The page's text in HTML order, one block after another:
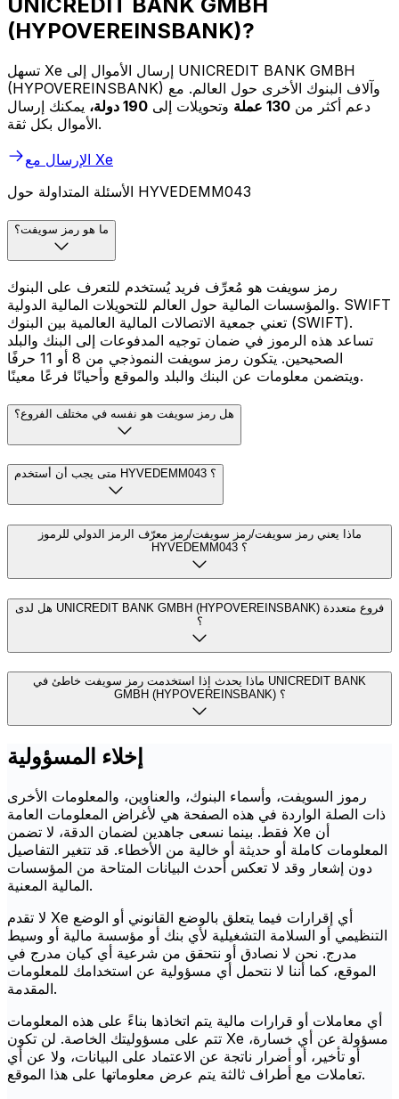
UNICREDIT BANK GMBH
(HYPOVEREINSBANK)?
تسهل Xe إرسال الأموال إلى UNICREDIT BANK GMBH
(HYPOVEREINSBANK) وآلاف البنوك الأخرى حول العالم. مع
دعم أكثر من 130 عملة وتحويلات إلى 190 دولة،
يمكنك إرسال
الأموال بكل ثقة.
الإرسال مع Xe
الأسئلة المتداولة حول HYVEDEMM043
ما هو رمز سويفت؟
رمز سويفت هو مُعرِّف فريد يُستخدم للتعرف على البنوك
والمؤسسات المالية حول العالم للتحويلات المالية الدولية. SWIFT
تعني جمعية الاتصالات المالية العالمية بين البنوك (SWIFT).
تساعد هذه الرموز في ضمان توجيه المدفوعات إلى البنك والبلد
الصحيحين. يتكون رمز سويفت النموذجي من 8 أو 11 حرفًا
ويتضمن معلومات عن البنك والبلد والموقع وأحيانًا فرعًا معينًا.
هل رمز سويفت هو نفسه في مختلف الفروع؟
متى يجب أن أستخدم HYVEDEMM043 ؟
ماذا يعني رمز سويفت/رمز سويفت/رمز معرّف الرمز الدولي للرموز
HYVEDEMM043 ؟
هل لدى UNICREDIT BANK GMBH (HYPOVEREINSBANK) فروع متعددة
؟
ماذا يحدث إذا استخدمت رمز سويفت خاطئ في UNICREDIT BANK
GMBH (HYPOVEREINSBANK) ؟
إخلاء المسؤولية
رموز السويفت، وأسماء البنوك، والعناوين، والمعلومات الأخرى
ذات الصلة الواردة في هذه الصفحة هي لأغراض المعلومات العامة
فقط. بينما نسعى جاهدين لضمان الدقة، لا تضمن Xe أن
المعلومات كاملة أو حديثة أو خالية من الأخطاء. قد تتغير التفاصيل
دون إشعار وقد لا تعكس أحدث البيانات المتاحة من المؤسسات
المالية المعنية.
لا تقدم Xe أي إقرارات فيما يتعلق بالوضع القانوني أو الوضع
التنظيمي أو السلامة التشغيلية لأي بنك أو مؤسسة مالية أو وسيط
مدرج. نحن لا نصادق أو نتحقق من شرعية أي كيان مدرج في
الموقع، كما أننا لا نتحمل أي مسؤولية عن استخدامك للمعلومات
المقدمة.
أي معاملات أو قرارات مالية يتم اتخاذها بناءً على هذه المعلومات
تتم على مسؤوليتك الخاصة. لن تكون Xe مسؤولة عن أي خسارة،
أو تأخير، أو أضرار ناتجة عن الاعتماد على البيانات، ولا عن أي
تعاملات مع أطراف ثالثة يتم عرض معلوماتها على هذا الموقع.